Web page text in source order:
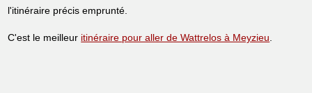
l'itinéraire précis emprunté.
C'est le meilleur itinéraire pour aller de Wattrelos à Meyzieu.